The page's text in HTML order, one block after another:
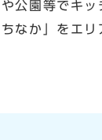
公園等でキッ
なか」をエ